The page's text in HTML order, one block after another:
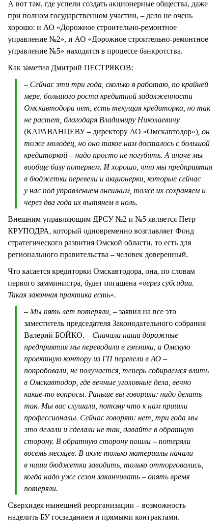
А вот там, где успели создать акционерные общества, даже
при полном государственном участии, – дело не очень
хорошо: и АО «Дорожное строительно-ремонтное
управление №2», и АО «Дорожное строительно-ремонтное
управление №5» находятся в процессе банкротства.
Как заметил Дмитрий ПЕСТРЯКОВ:
– Сейчас эти три года, сколько я работаю, по крайней
мере, большого роста кредитной задолженности
Омскавтодора нет, есть текущая кредиторка, но так
не растет, благодаря Владимиру Николаевичу
(КАРАВАНЦЕВУ – директору АО «Омскавтодор») , он
тоже молодец, но оно такое нам досталось с большой
кредиторкой – надо просто не погубить. А иначе мы
вообще базу потеряем. И хорошо, что мы предприятия
в бюджетки перевели и акционерки, которые сейчас
у нас под управлением внешним, тоже их сохраняем и
через два года их вытянем в ноль.
Внешним управляющим ДРСУ №2 и №5 является Петр
КРУПОДРА, который одновременно возглавляет Фонд
стратегического развития Омской области, то есть для
регионального правительства – человек доверенный.
Что касается кредиторки Омскавтодора, она, по словам
первого замминистра, будет погашена «через субсидии.
Такая законная практика есть».
– Мы пять лет потеряли, – заявил на все это
заместитель председателя Законодательного собрания
Валерий БОЙКО. – Сначала наши дорожные
предприятия мы переводили в гэпэшки, а Омскую
проектную контору из ГП перевели в АО –
попробовали, не получается, теперь собираемся влить
в Омскавтодор, где вечные уголовные дела, вечно
какие-то вопросы. Раньше вы говорили: надо делать
так. Мы вас слушали, потому что к нам пришли
профессионалы. Сейчас говорят: нет, три года мы
это делали и сделали не так, давайте в обратную
сторону. В обратную сторону пошли – потеряли
восемь месяцев. В июле только материалы начали
в наши бюджетки заводить, только отторговались,
когда надо уже сезон заканчивать – опять время
потеряли.
Сверхидея нынешней реорганизации – возможность
наделить БУ госзаданием и прямыми контрактами.